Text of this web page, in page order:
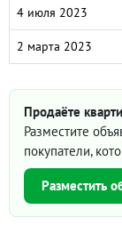
4 июля 2023
2 марта 2023
Продаёте
Разместите
покупатели,
Разместить